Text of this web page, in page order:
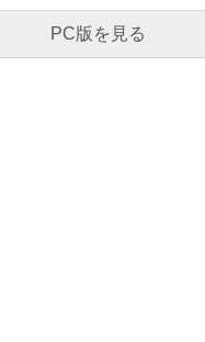
PC版を見る